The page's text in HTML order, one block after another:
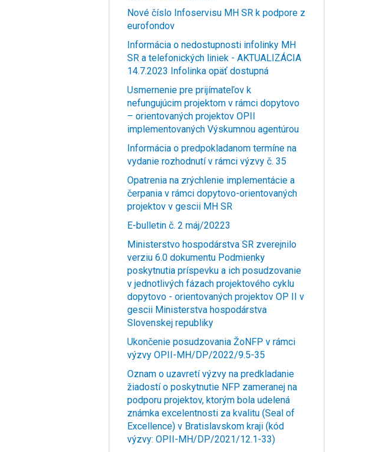
Nové číslo Infoservisu MH SR k podpore z
eurofondov
Informácia o nedostupnosti infolinky MH
SR a telefonických liniek - AKTUALIZÁCIA
14.7.2023 Infolinka opäť dostupná
Usmernenie pre prijímateľov k
nefungujúcim projektom v rámci dopytovo
– orientovaných projektov OPII
implementovaných Výskumnou agentúrou
Informácia o predpokladanom termíne na
vydanie rozhodnutí v rámci výzvy č. 35
Opatrenia na zrýchlenie implementácie a
čerpania v rámci dopytovo-orientovaných
projektov v gescii MH SR
E-bulletin č. 2 máj/20223
Ministerstvo hospodárstva SR zverejnilo
verziu 6.0 dokumentu Podmienky
poskytnutia príspevku a ich posudzovanie
v jednotlivých fázach projektového cyklu
dopytovo - orientovaných projektov OP II v
gescii Ministerstva hospodárstva
Slovenskej republiky
Ukončenie posudzovania ŽoNFP v rámci
výzvy OPII-MH/DP/2022/9.5-35
Oznam o uzavretí výzvy na predkladanie
žiadostí o poskytnutie NFP zameranej na
podporu projektov, ktorým bola udelená
známka excelentnosti za kvalitu (Seal of
Excellence) v Bratislavskom kraji (kód
výzvy: OPII-MH/DP/2021/12.1-33)